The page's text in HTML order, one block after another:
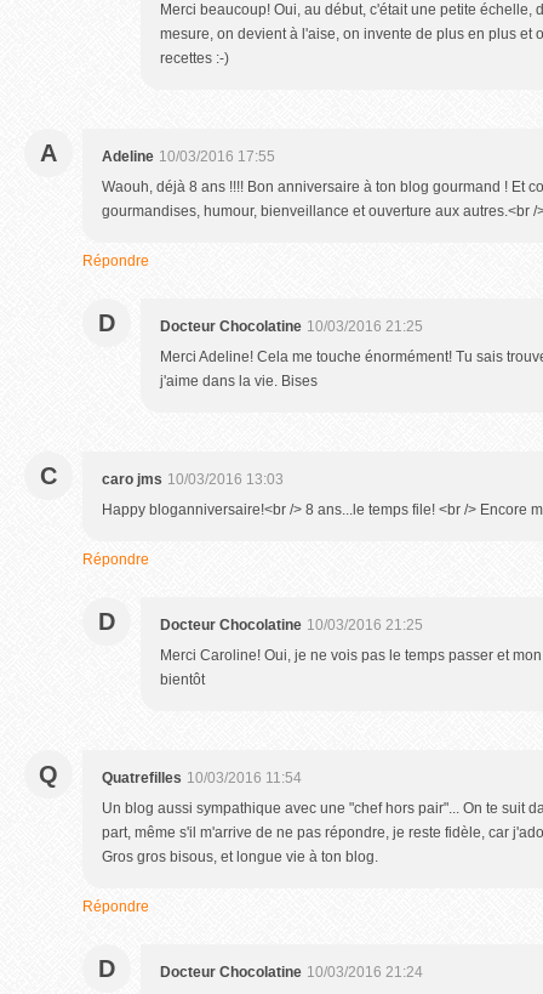
Merci beaucoup! Oui, au début, c'était une petite échelle,
mesure, on devient à l'aise, on invente de plus en plus et
recettes :-)
A Adeline 10/03/2016 17:55
Waouh, déjà 8 ans !!!! Bon anniversaire à ton blog gourmand ! Et
gourmandises, humour, bienveillance et ouverture aux autres.<br /
Répondre
D Docteur Chocolatine 10/03/2016 21:25
Merci Adeline! Cela me touche énormément! Tu sais
j'aime dans la vie. Bises
C caro jms 10/03/2016 13:03
Happy bloganniversaire!<br /> 8 ans...le temps file! <br /> Encore
Répondre
D Docteur Chocolatine 10/03/2016 21:25
Merci Caroline! Oui, je ne vois pas le temps passer et
bientôt
Q Quatrefilles 10/03/2016 11:54
Un blog aussi sympathique avec une "chef hors pair"... On te suit
part, même s'il m'arrive de ne pas répondre, je reste fidèle, car
Gros gros bisous, et longue vie à ton blog.
Répondre
D Docteur Chocolatine 10/03/2016 21:24